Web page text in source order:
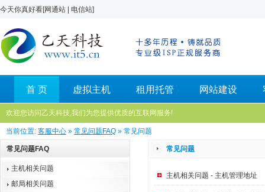
今天你真好看[网通站 电信站]
首 页 虚拟主机 租用托管 网站建设
欢迎您访问乙天科技,我们为您提供优质的互联网服务!
当前位置: 客服中心 » 常见问题FAQ » 常见问题
常见问题FAQ
主机相关问题
邮局相关问题
常见问题
主机相关问题 - 主机管理地址